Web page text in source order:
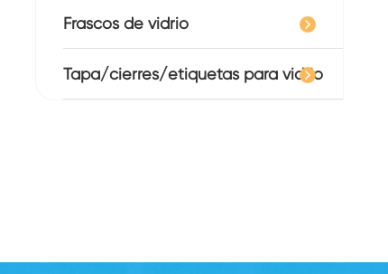
Frascos de vidrio
Tapa/cierres/etiquetas para vidrio